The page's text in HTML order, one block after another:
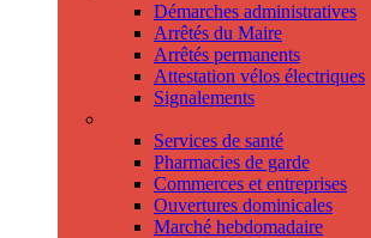
Démarches administratives
Arrêtés du Maire
Arrêtés permanents
Attestation vélos électriques
Signalements
Services de santé
Pharmacies de garde
Commerces et entreprises
Ouvertures dominicales
Marché hebdomadaire